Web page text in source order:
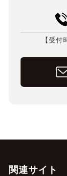
【受
関連サイト